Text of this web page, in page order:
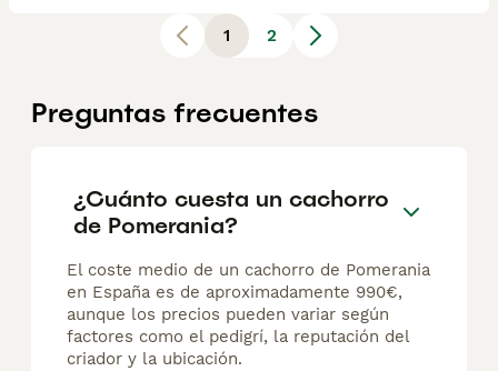
1 2
Preguntas frecuentes
¿Cuánto cuesta un cachorro
de Pomerania?
El coste medio de un cachorro de Pomerania
en España es de aproximadamente 990€,
aunque los precios pueden variar según
factores como el pedigrí, la reputación del
criador y la ubicación.